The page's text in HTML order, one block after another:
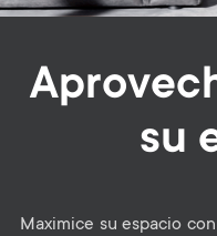
su
Maximice su espacio